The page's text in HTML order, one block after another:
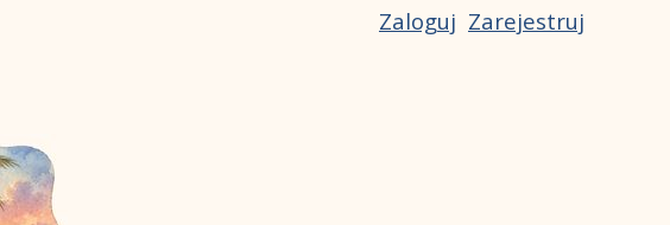
Zaloguj Zarejestruj